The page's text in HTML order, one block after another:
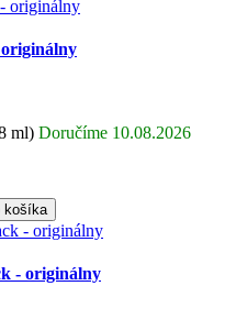
originálny
ml) Doručíme 10.08.2026
košíka
- originálny